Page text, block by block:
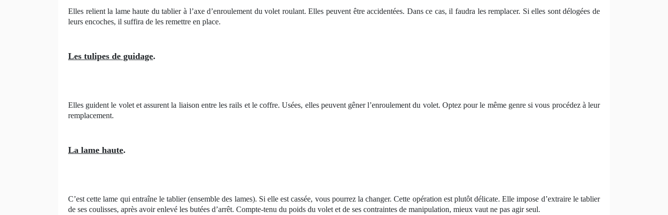
Elles relient la lame haute du tablier à l’axe d’enroulement du volet roulant. Elles peuvent être accidentées. Dans ce cas, il faudra les remplacer. Si elles sont délogées de
leurs encoches, il suffira de les remettre en place.
Les tulipes de guidage.
Elles guident le volet et assurent la liaison entre les rails et le coffre. Usées, elles peuvent gêner l’enroulement du volet. Optez pour le même genre si vous procédez à leur
remplacement.
La lame haute.
C’est cette lame qui entraîne le tablier (ensemble des lames). Si elle est cassée, vous pourrez la changer. Cette opération est plutôt délicate. Elle impose d’extraire le tablier
de ses coulisses, après avoir enlevé les butées d’arrêt. Compte-tenu du poids du volet et de ses contraintes de manipulation, mieux vaut ne pas agir seul.